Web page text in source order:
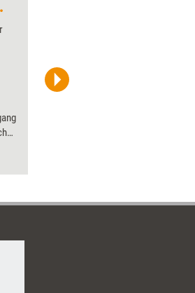
leiten